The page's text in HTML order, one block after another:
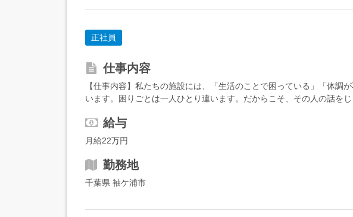
正社員
仕事内容
【仕事内容】私たちの施設には、「生活のことで困っている」「体
います。困りごとは一人ひとり違います。だからこそ、その人の話を
給与
月給22万円
勤務地
千葉県 袖ケ浦市